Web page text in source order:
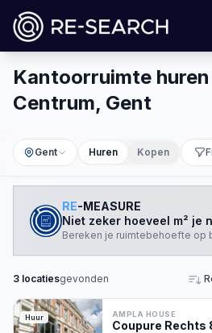
Kantoorruimte
Centrum, Gent
Gent Huren Kopen
RE-MEASURE
Niet zeker hoeveel m² je
Bereken je ruimtebehoefte op
3 locatiesgevonden
Huur AMPLA HOUSE
Coupure Rechts